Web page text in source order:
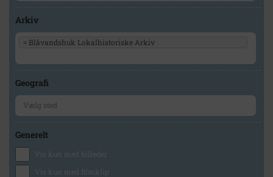
Arkiv
× Blåvandshuk Lokalhistoriske Arkiv
Geografi
Generelt
Vis kun med billeder
Vis kun med filmklip